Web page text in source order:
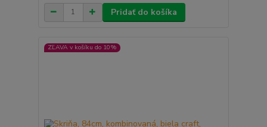
Pridať do košíka
ZĽAVA v košíku do 10%